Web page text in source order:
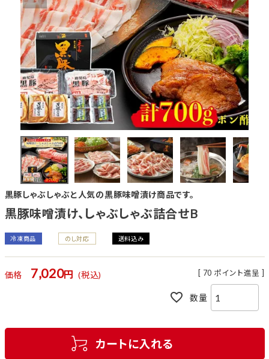
黒豚しゃぶしゃぶと人気の黒豚味噌漬け商品です。
黒豚味噌漬け、しゃぶしゃぶ詰合せB
冷凍商品 のし対応 送料込み
価格 7,020 税込 [ 70 ポイント進呈 ]
カートに入れる